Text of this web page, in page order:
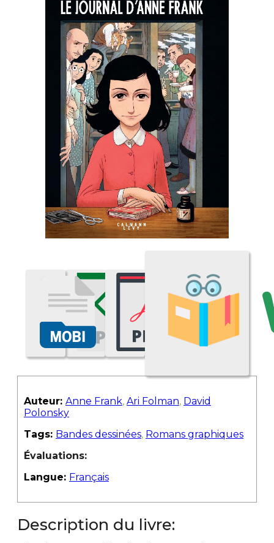
Auteur: Anne Frank, Ari Folman, David
Polonsky
Tags: Bandes dessinées, Romans graphiques
Évaluations:
Langue: Français
Description du livre: